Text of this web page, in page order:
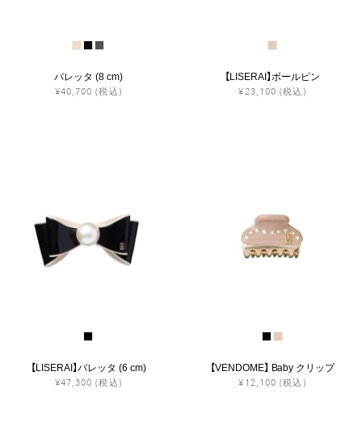
バレッタ (8 cm)
¥40,700 (税込)
【LISERAI】ボールピン
¥23,100 (税込)
【LISERAI】バレッタ (6 cm)
¥47,300 (税込)
【VENDOME】 Baby クリップ
¥12,100 (税込)